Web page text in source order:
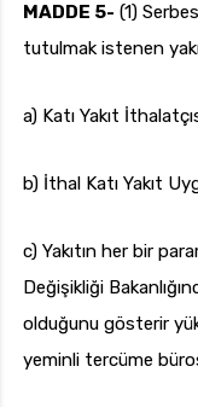
MADDE 5- (1)
tutulmak istenen
a) Katı Yakıt
b) İthal Katı Yakıt
c) Yakıtın her bir
Değişikliği
olduğunu gösterir
yeminli tercüme